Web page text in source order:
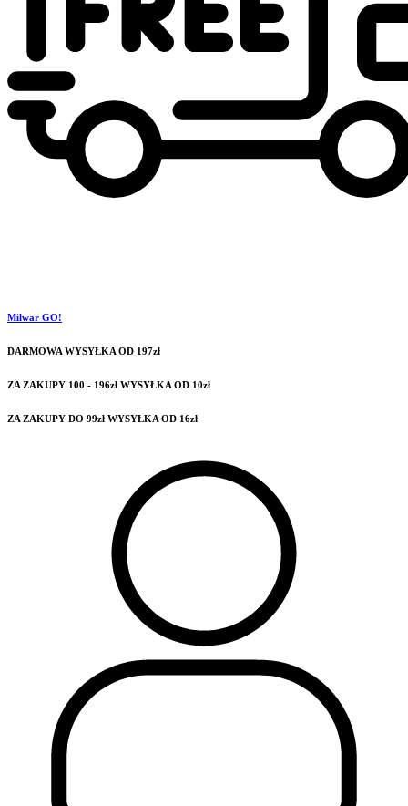
Milwar GO!
DARMOWA WYSYŁKA OD 197zł
ZA ZAKUPY 100 - 196zł WYSYŁKA OD 10zł
ZA ZAKUPY DO 99zł WYSYŁKA OD 16zł